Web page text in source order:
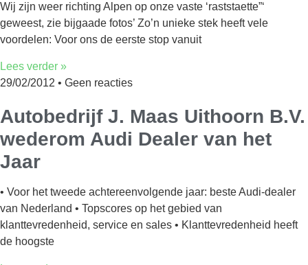
Wij zijn weer richting Alpen op onze vaste ‘raststaette”‘
geweest, zie bijgaade fotos’ Zo’n unieke stek heeft vele
voordelen: Voor ons de eerste stop vanuit
Lees verder »
29/02/2012
Geen reacties
Autobedrijf J. Maas Uithoorn B.V.
wederom Audi Dealer van het
Jaar
• Voor het tweede achtereenvolgende jaar: beste Audi-dealer
van Nederland • Topscores op het gebied van
klanttevredenheid, service en sales • Klanttevredenheid heeft
de hoogste